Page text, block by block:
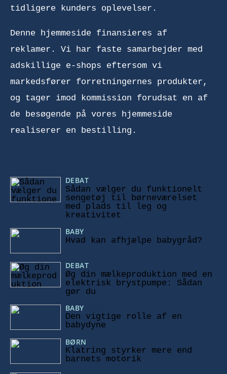
tidligere kunders oplevelser.
Denne hjemmeside finansieres af
reklamer. Vi har faste samarbejder med
adskillige e-shops eftersom vi
markedsfører forretningernes produkter,
og tager imod kommission forudsat en af
de besøgende på vores hjemmeside
realiserer en bestilling.
DEBAT
Sådan vælger du funktionelt
sengetøj til børneværelset
med plads til leg og
kreativitet
BABY
Hvad kan afhjælpe babygråd?
DEBAT
Øg din mælkeproduktion med en
elektrisk brystpumpe: Sådan
gør du
BABY
Den vigtige rolle af en
babydyne
BØRN
Klatring styrker mere end
barnets motorik